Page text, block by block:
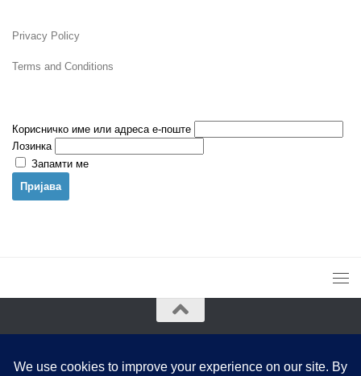
Privacy Policy
Terms and Conditions
Корисничко име или адреса е-поште
Лозинка
Запамти ме